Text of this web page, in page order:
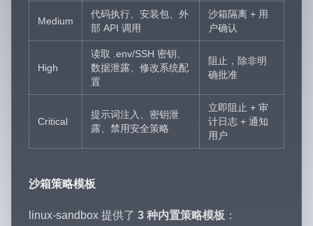
Medium
代码执行、安装包、外
部 API 调用
沙箱隔离 + 用
户确认
High
读取 .env/SSH 密钥、
数据泄露、修改系统配
置
阻止，除非明
确批准
Critical
提示词注入、密钥泄
露、禁用安全策略
立即阻止 + 审
计日志 + 通知
用户
沙箱策略模板
linux-sandbox 提供了 3 种内置策略模板 ：